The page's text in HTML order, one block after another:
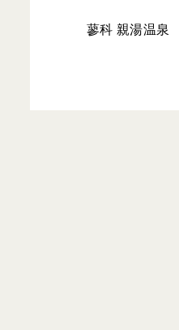
蓼科 親湯温